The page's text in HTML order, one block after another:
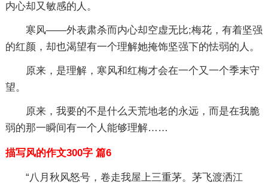
内心却又敏感的人。
寒风——外表肃杀而内心却空虚无比;梅花，有着坚强
的红颜，却也渴望有一个理解她掩饰坚强下的怯弱的人。
原来，是理解，寒风和红梅才会在一个又一个季末守
望。
原来，我要的不是什么天荒地老的永远，而是在我脆
弱的那一瞬间有一个人能够理解……
描写风的作文300字 篇6
“八月秋风怒号，卷走我屋上三重茅。茅飞渡洒江